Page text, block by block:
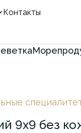
Контакты
9х9 без